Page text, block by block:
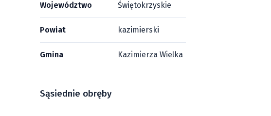
Województwo Świętokrzyskie
Powiat kazimierski
Gmina Kazimierza Wielka
Sąsiednie obręby